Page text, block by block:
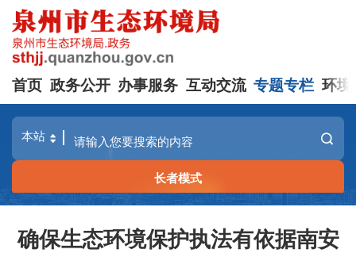
首页 政务公开 办事服务 互动交流 专题专栏 环境
长者模式
确保生态环境保护执法有依据南安